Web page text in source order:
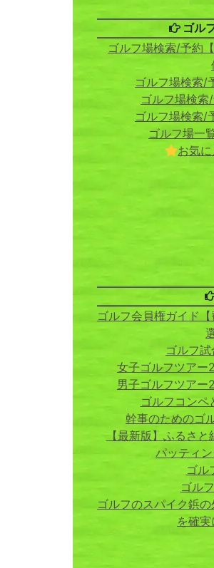
ゴル
ゴルフ場検索/予約
ゴルフ場検索/
ゴルフ場検索
ゴルフ場検索/
ゴルフ場一
お気
ゴルフ会員権ガイド
ゴルフ
女子ゴルフツアー
男子ゴルフツアー
ゴルフコン
幹事のためのゴ
【最新版】ふるさ
パッティ
ゴル
ゴル
ゴルフのスパイク鋲
を確